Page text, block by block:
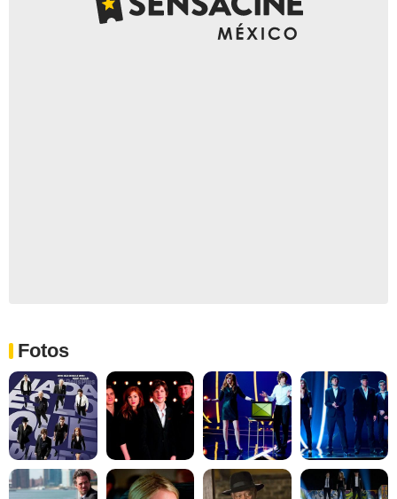
Fotos